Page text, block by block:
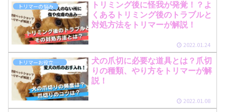
トリマーの悩み
トリミング後に怪我が発覚！？よ
くあるトリミング後のトラブルと
対処方法をトリマーが解説！
2022.01.24
トリマーお役立ち情報
犬の爪切に必要な道具とは？爪切
りの種類、やり方をトリマーが解
説！
2022.01.08